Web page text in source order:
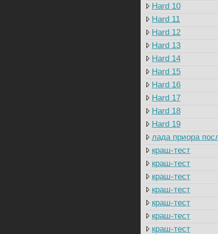
Hard 10
Hard 11
Hard 12
Hard 13
Hard 14
Hard 15
Hard 16
Hard 17
Hard 18
Hard 19
лада приора
краш-тест
краш-тест
краш-тест
краш-тест
краш-тест
краш-тест
краш-тест